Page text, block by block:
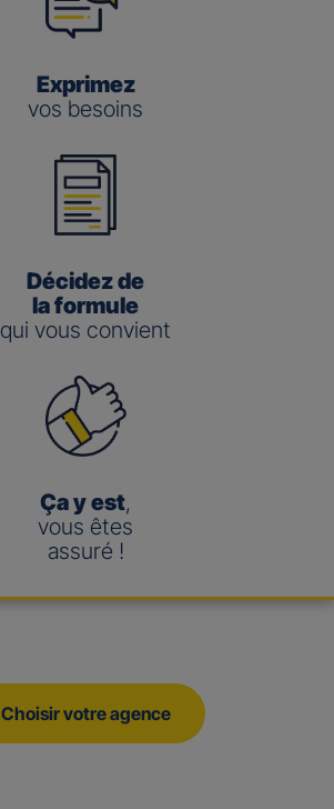
Exprimez
vos besoins
Décidez de
la formule
qui vous convient
Ça y est,
vous êtes
assuré !
Choisir votre agence